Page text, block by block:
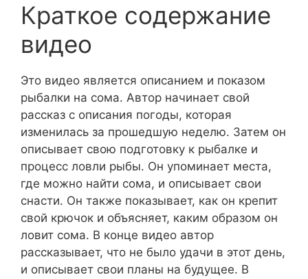
Краткое содержание
видео
Это видео является описанием и показом
рыбалки на сома. Автор начинает свой
рассказ с описания погоды, которая
изменилась за прошедшую неделю. Затем он
описывает свою подготовку к рыбалке и
процесс ловли рыбы. Он упоминает места,
где можно найти сома, и описывает свои
снасти. Он также показывает, как он крепит
свой крючок и объясняет, каким образом он
ловит сома. В конце видео автор
рассказывает, что не было удачи в этот день,
и описывает свои планы на будущее. В